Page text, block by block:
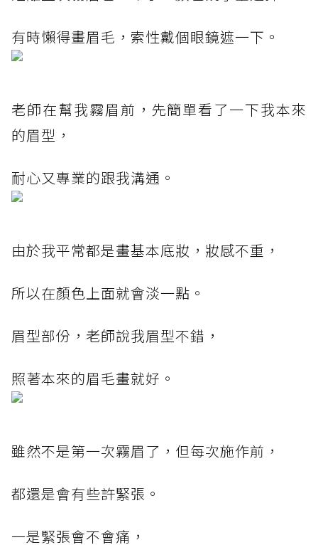
有時懶得畫眉毛，索性戴個眼鏡遮一下。
老師在幫我霧眉前，先簡單看了一下我本來
的眉型，
耐心又專業的跟我溝通。
由於我平常都是畫基本底妝，妝感不重，
所以在顏色上面就會淡一點。
眉型部份，老師說我眉型不錯，
照著本來的眉毛畫就好。
雖然不是第一次霧眉了，但每次施作前，
都還是會有些許緊張。
一是緊張會不會痛，